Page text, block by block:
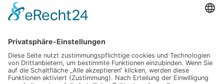
Wohnraum
Schlagwörter